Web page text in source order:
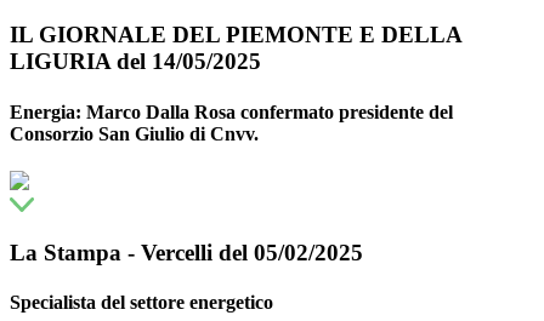
IL GIORNALE DEL PIEMONTE E DELLA
LIGURIA del 14/05/2025
Energia: Marco Dalla Rosa confermato presidente del
Consorzio San Giulio di Cnvv.
La Stampa - Vercelli del 05/02/2025
Specialista del settore energetico